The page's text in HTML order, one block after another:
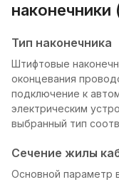
Тип наконечника
Штифтовые
оконцевания
подключение к
электрическим
выбранный тип
Сечение жилы
Основной параметр